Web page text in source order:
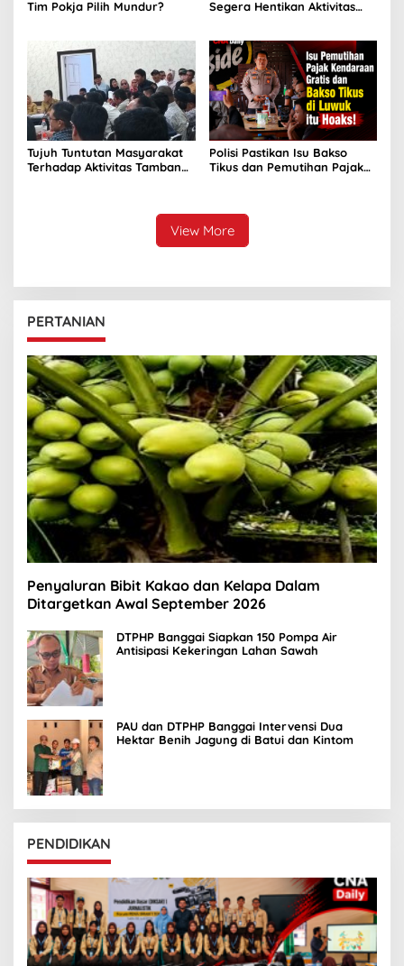
Tim Pokja Pilih Mundur?
Segera Hentikan Aktivitas
Tujuh Tuntutan Masyarakat
Terhadap Aktivitas Tambang
Polisi Pastikan Isu Bakso
Tikus dan Pemutihan Pajak
View More
PERTANIAN
Penyaluran Bibit Kakao dan Kelapa Dalam
Ditargetkan Awal September 2026
DTPHP Banggai Siapkan 150 Pompa Air
Antisipasi Kekeringan Lahan Sawah
PAU dan DTPHP Banggai Intervensi Dua
Hektar Benih Jagung di Batui dan Kintom
PENDIDIKAN